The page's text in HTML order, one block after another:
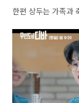
한편 상두는 가족과